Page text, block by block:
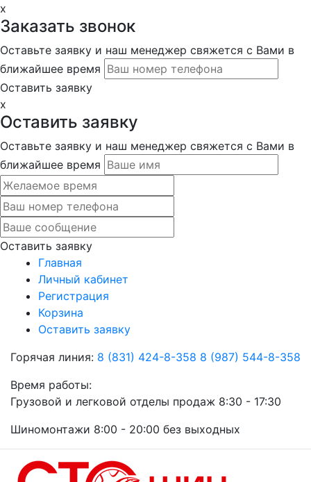
x
Заказать звонок
Оставьте заявку и наш менеджер свяжется с Вами в
ближайшее время
Оставить заявку
x
Оставить заявку
Оставьте заявку и наш менеджер свяжется с Вами в
ближайшее время
Оставить заявку
Главная
Личный кабинет
Регистрация
Корзина
Оставить заявку
Горячая линия: 8 (831) 424-8-358 8 (987) 544-8-358
Время работы:
Грузовой и легковой отделы продаж 8:30 - 17:30
Шиномонтажи 8:00 - 20:00 без выходных